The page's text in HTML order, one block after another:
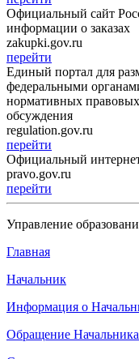
Официальный сайт
информации о заказах
zakupki.gov.ru
перейти
Единый портал для
федеральными
нормативных правовых
обсуждения
regulation.gov.ru
перейти
Официальный
pravo.gov.ru
перейти
Управление
Главная
Начальник
Информация о
Обращение